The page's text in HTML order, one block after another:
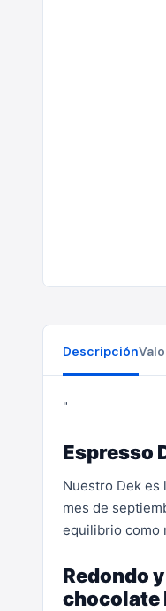
Descripción
"
Espresso
Nuestro Dek es
mes de
equilibrio como
Redondo
chocolate